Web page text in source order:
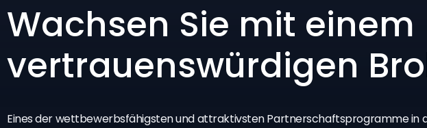
Wachsen Sie mit einem
vertrauenswürdigen
Eines der wettbewerbsfähigsten und attraktivsten Partnerschaftsprogramme in